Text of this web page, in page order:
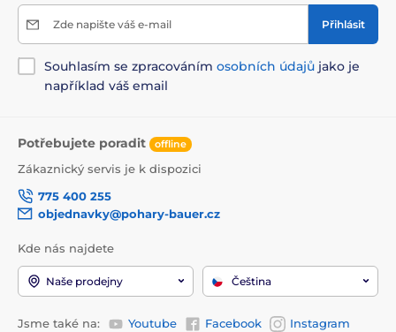
Zde napište váš e-mail Přihlásit
Souhlasím se zpracováním osobních údajů jako je
například váš email
Potřebujete poradit offline
Zákaznický servis je k dispozici
775 400 255
objednavky@pohary-bauer.cz
Kde nás najdete
Naše prodejny Čeština
Jsme také na: Youtube Facebook
Instagram